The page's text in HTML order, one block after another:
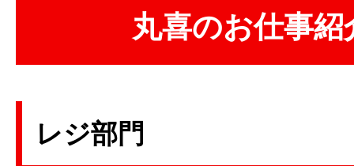
丸喜のお仕事紹
レジ部門